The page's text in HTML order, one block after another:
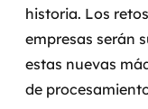
historia. Los
empresas serán
estas nuevas
de